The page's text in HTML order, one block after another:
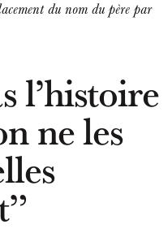
du nom du père par
l’histoire
ne les